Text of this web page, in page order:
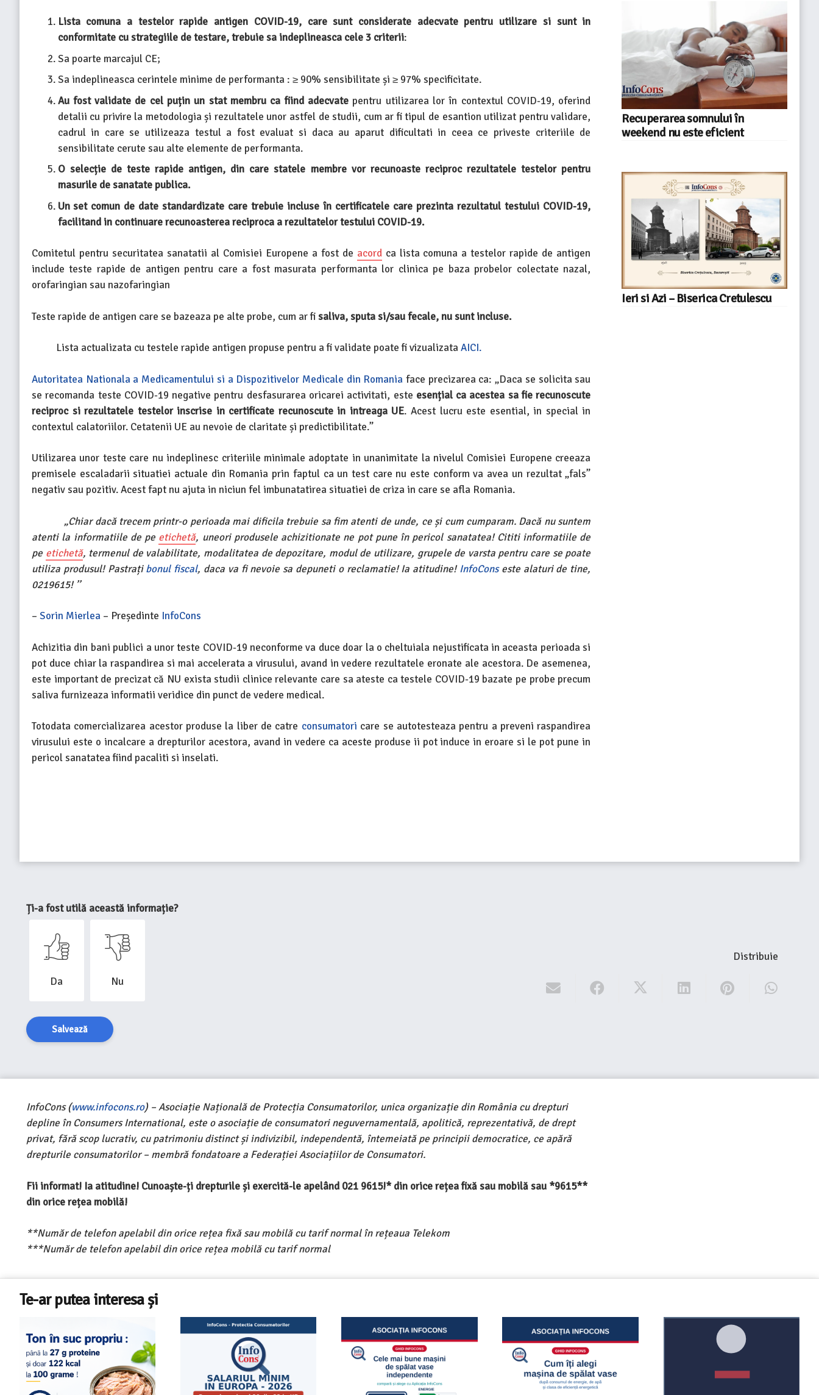
Lista comuna a testelor rapide antigen COVID-19, care sunt considerate adecvate pentru utilizare si sunt in
conformitate cu strategiile de testare, trebuie sa indeplineasca cele 3 criterii:
Sa poarte marcajul CE;
Sa indeplineasca cerintele minime de performanta : ≥ 90% sensibilitate și ≥ 97% specificitate.
Au fost validate de cel puțin un stat membru ca fiind adecvate pentru utilizarea lor în contextul COVID-19, oferind
detalii cu privire la metodologia și rezultatele unor astfel de studii, cum ar fi tipul de esantion utilizat pentru validare,
cadrul in care se utilizeaza testul a fost evaluat si daca au aparut dificultati in ceea ce priveste criteriile de
sensibilitate cerute sau alte elemente de performanta.
O selecție de teste rapide antigen, din care statele membre vor recunoaste reciproc rezultatele testelor pentru
masurile de sanatate publica.
Un set comun de date standardizate care trebuie incluse în certificatele care prezinta rezultatul testului COVID-19,
facilitand in continuare recunoasterea reciproca a rezultatelor testului COVID-19.
Comitetul pentru securitatea sanatatii al Comisiei Europene a fost de acordca lista comuna a testelor rapide de antigen
include teste rapide de antigen pentru care a fost masurata performanta lor clinica pe baza probelor colectate nazal,
orofaringian sau nazofaringian
Teste rapide de antigen care se bazeaza pe alte probe, cum ar fisaliva, sputa si/sau fecale, nu sunt incluse.
Lista actualizata cu testele rapide antigen propuse pentru a fi validate poate fi vizualizata AICI.
Autoritatea Nationala a Medicamentului si a Dispozitivelor Medicale din Romania face precizarea ca: „Daca se solicita sau
se recomanda teste COVID-19 negative pentru desfasurarea oricarei activitati, este esențial ca acestea sa fie recunoscute
reciproc si rezultatele testelor inscrise in certificate recunoscute in intreaga UE. Acest lucru este esential, in special in
contextul calatoriilor. Cetatenii UE au nevoie de claritate și predictibilitate.”
Utilizarea unor teste care nu indeplinesc criteriile minimale adoptate in unanimitate la nivelul Comisiei Europene creeaza
premisele escaladarii situatiei actuale din Romania prin faptul ca un test care nu este conform va avea un rezultat „fals”
negativ sau pozitiv. Acest fapt nu ajuta in niciun fel imbunatatirea situatiei de criza in care se afla Romania.
„Chiar dacă trecem printr-o perioada mai dificila trebuie sa fim atenti de unde, ce și cum cumparam. Dacă nu suntem
atenti la informatiile de pe etichetă, uneori produsele achizitionate ne pot pune în pericol sanatatea! Cititi informatiile de
pe etichetă, termenul de valabilitate, modalitatea de depozitare, modul de utilizare, grupele de varsta pentru care se poate
utiliza produsul! Pastrațibonul fiscal, daca va fi nevoie sa depuneti o reclamatie! Ia atitudine!InfoConseste alaturi de tine,
0219615! ’’
– Sorin Mierlea – Președinte InfoCons
Achizitia din bani publici a unor teste COVID-19 neconforme va duce doar la o cheltuiala nejustificata in aceasta perioada si
pot duce chiar la raspandirea si mai accelerata a virusului, avand in vedere rezultatele eronate ale acestora. De asemenea,
este important de precizat că NU exista studii clinice relevante care sa ateste ca testele COVID-19 bazate pe probe precum
saliva furnizeaza informatii veridice din punct de vedere medical.
Totodata comercializarea acestor produse la liber de catre consumatori care se autotesteaza pentru a preveni raspandirea
virusului este o incalcare a drepturilor acestora, avand in vedere ca aceste produse ii pot induce in eroare si le pot pune in
pericol sanatatea fiind pacaliti si inselati.
Recuperarea somnului în
weekend nu este eficient
Ieri si Azi – Biserica Cretulescu
Ți-a fost utilă această informație?
Da Nu
Salvează
Distribuie
InfoCons (www.infocons.ro) – Asociație Națională de Protecția Consumatorilor, unica organizație din România cu drepturi
depline în Consumers International, este o asociație de consumatori neguvernamentală, apolitică, reprezentativă, de drept
privat, fără scop lucrativ, cu patrimoniu distinct și indivizibil, independentă, întemeiată pe principii democratice, ce apără
drepturile consumatorilor – membră fondatoare a Federației Asociațiilor de Consumatori.
Fii informat! Ia atitudine! Cunoaște-ți drepturile și exercită-le apelând 021 9615!* din orice rețea fixă sau mobilă sau *9615**
din orice rețea mobilă!
**Număr de telefon apelabil din orice rețea fixă sau mobilă cu tarif normal în rețeaua Telekom
***Număr de telefon apelabil din orice rețea mobilă cu tarif normal
Te-ar putea interesa și